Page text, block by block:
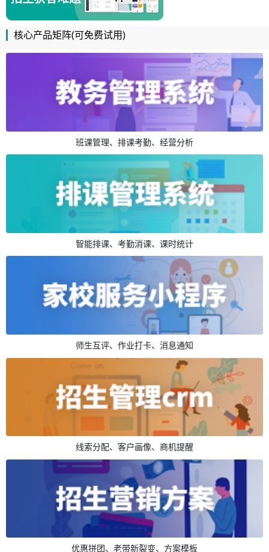
核心产品矩阵(可免费试用)
班课管理、排课考勤、经营分析
智能排课、考勤消课、课时统计
师生互评、作业打卡、消息通知
线索分配、客户画像、商机提醒
优惠拼团、老带新裂变、方案模板